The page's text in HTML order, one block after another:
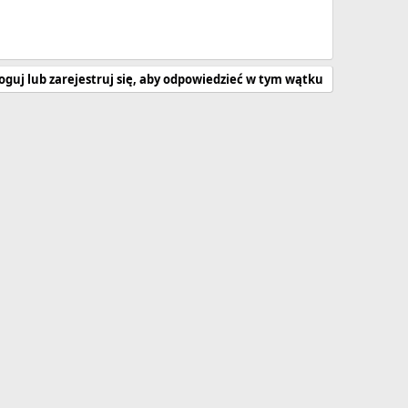
lub zarejestruj się, aby odpowiedzieć w tym wątku